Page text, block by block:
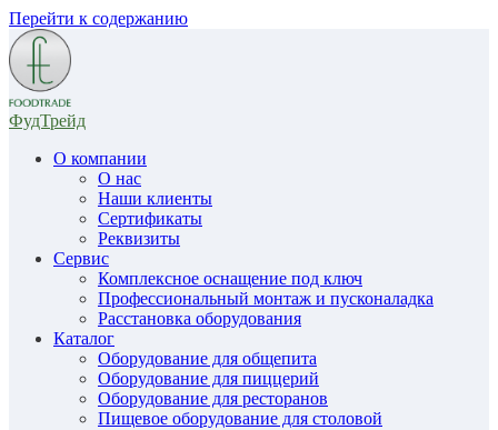
Перейти к содержанию
ФудТрейд
О компании
О нас
Наши клиенты
Сертификаты
Реквизиты
Сервис
Комплексное оснащение под ключ
Профессиональный монтаж и пусконаладка
Расстановка оборудования
Каталог
Оборудование для общепита
Оборудование для пиццерий
Оборудование для ресторанов
Пищевое оборудование для столовой